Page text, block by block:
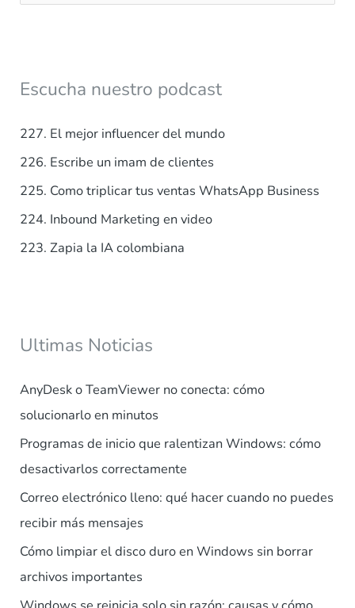
a
p
o
Escucha nuestro podcast
227. El mejor influencer del mundo
226. Escribe un imam de clientes
225. Como triplicar tus ventas WhatsApp Business
224. Inbound Marketing en video
223. Zapia la IA colombiana
Ultimas Noticias
AnyDesk o TeamViewer no conecta: cómo
solucionarlo en minutos
Programas de inicio que ralentizan Windows: cómo
desactivarlos correctamente
Correo electrónico lleno: qué hacer cuando no puedes
recibir más mensajes
Cómo limpiar el disco duro en Windows sin borrar
archivos importantes